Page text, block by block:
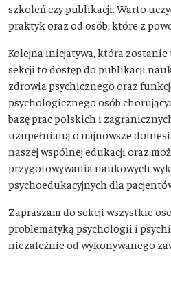
szkoleń czy publikacji. Warto
praktyk oraz od osób, które z
Kolejna inicjatywa, która
sekcji to dostęp do publikacji
zdrowia psychicznego oraz
psychologicznego osób
bazę prac polskich i
uzupełnianą o najnowsze
naszej wspólnej edukacji oraz
przygotowywania naukowych
psychoedukacyjnych dla
Zapraszam do sekcji wszystkie
problematyką psychologii i
niezależnie od wykonywanego